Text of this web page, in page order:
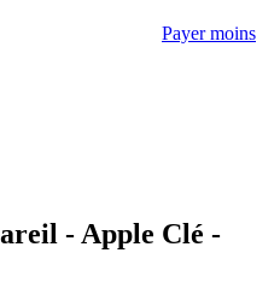
Payer moins
- Apple Clé -